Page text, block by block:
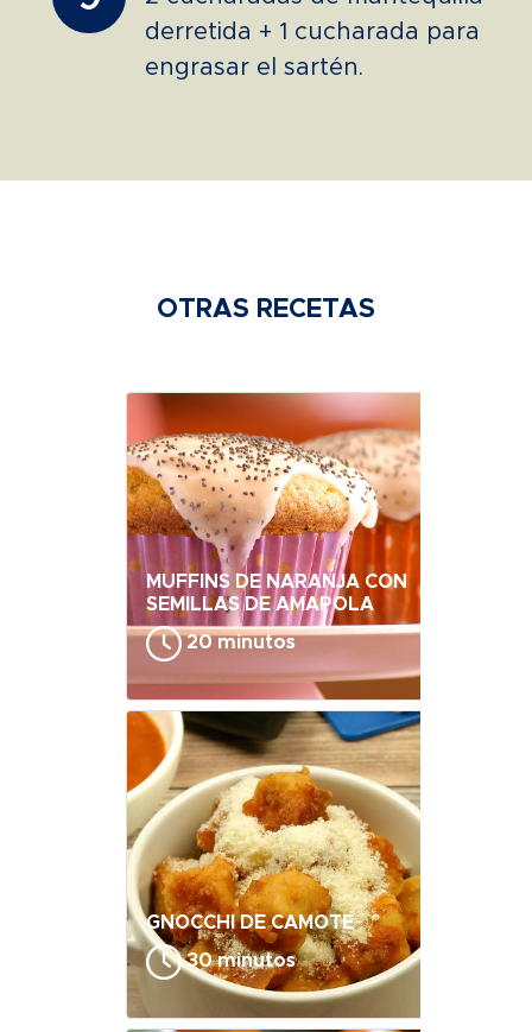
derretida + 1 cucharada para
engrasar el sartén.
OTRAS RECETAS
MUFFINS DE NARANJA CON
SEMILLAS DE AMAPOLA
20 minutos
GNOCCHI DE CAMOTE
30 minutos